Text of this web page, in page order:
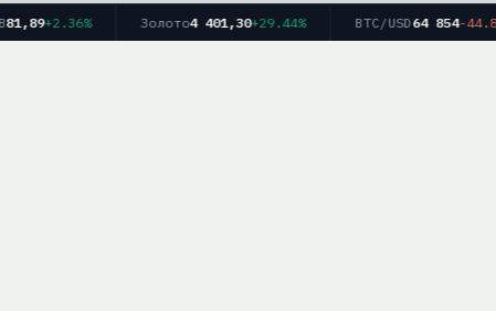
+2.36% Золото4 401,30+29.44% BTC/USD64 854-44.80%